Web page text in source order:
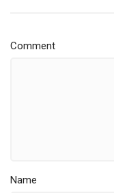
Comment
Name